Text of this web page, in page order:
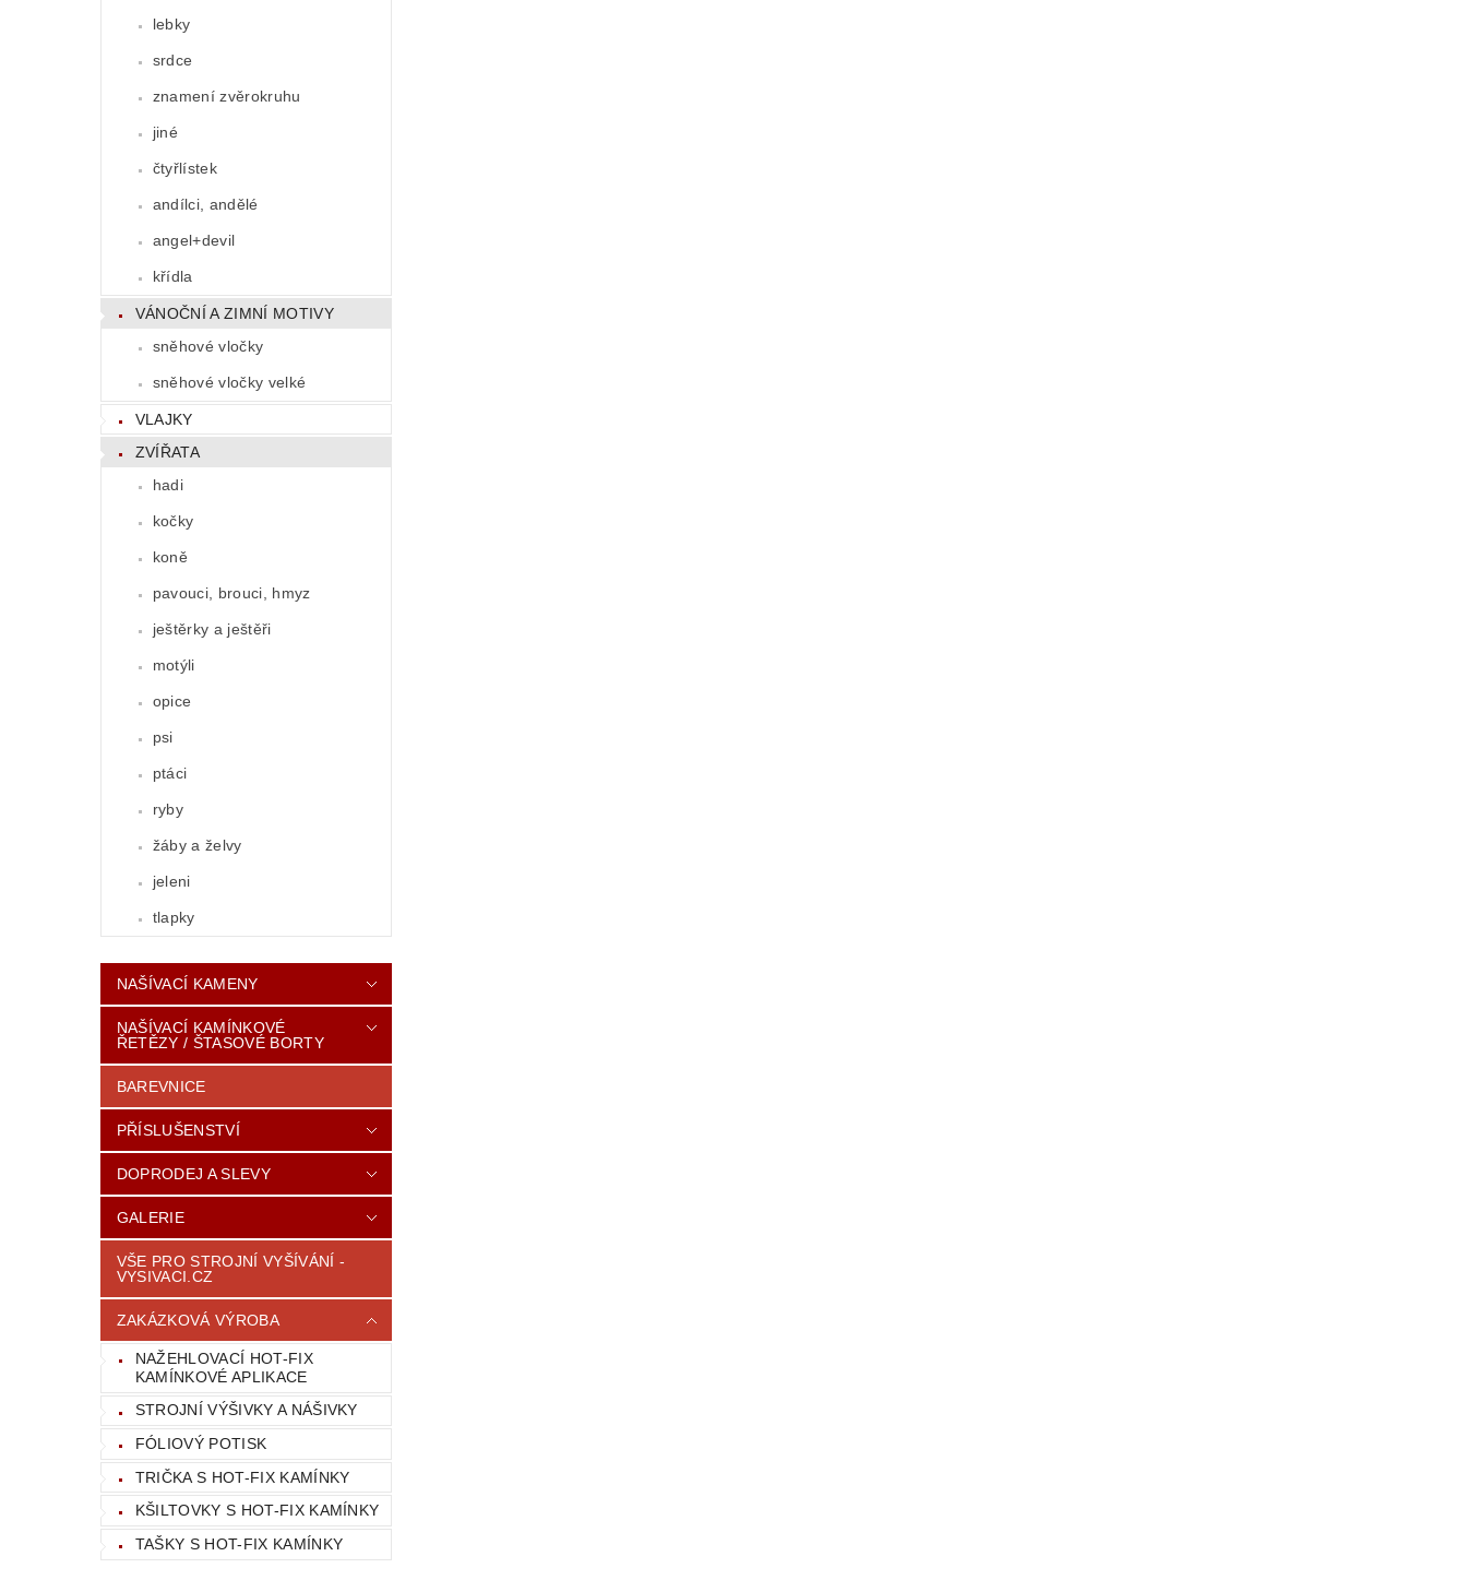
lebky
srdce
znamení zvěrokruhu
jiné
čtyřlístek
andílci, andělé
angel+devil
křídla
VÁNOČNÍ A ZIMNÍ MOTIVY
sněhové vločky
sněhové vločky velké
VLAJKY
ZVÍŘATA
hadi
kočky
koně
pavouci, brouci, hmyz
ještěrky a ještěři
motýli
opice
psi
ptáci
ryby
žáby a želvy
jeleni
tlapky
NAŠÍVACÍ KAMENY
NAŠÍVACÍ KAMÍNKOVÉ
ŘETĚZY / ŠTASOVÉ BORTY
BAREVNICE
PŘÍSLUŠENSTVÍ
DOPRODEJ A SLEVY
GALERIE
VŠE PRO STROJNÍ VYŠÍVÁNÍ -
VYSIVACI.CZ
ZAKÁZKOVÁ VÝROBA
NAŽEHLOVACÍ HOT-FIX
KAMÍNKOVÉ APLIKACE
STROJNÍ VÝŠIVKY A NÁŠIVKY
FÓLIOVÝ POTISK
TRIČKA S HOT-FIX KAMÍNKY
KŠILTOVKY S HOT-FIX KAMÍNKY
TAŠKY S HOT-FIX KAMÍNKY